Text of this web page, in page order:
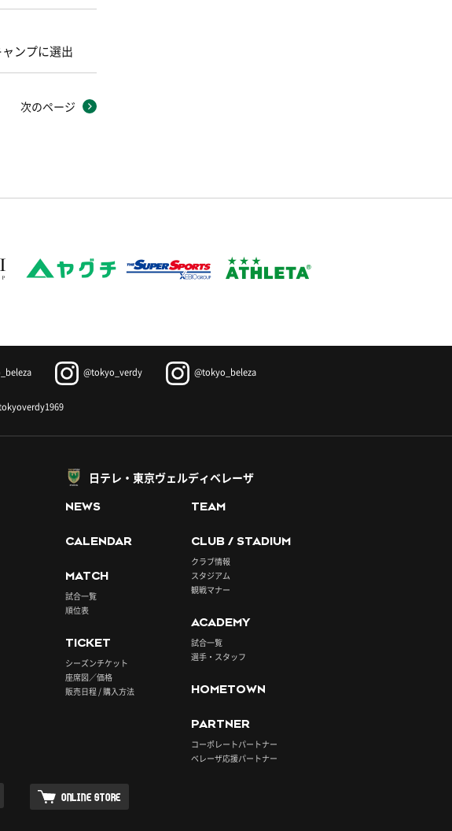
ンプに選出
次のページ
@tokyo_verdy @tokyo_beleza
日テレ・東京ヴェルディベレーザ
NEWS
CALENDAR
MATCH
試合一覧
順位表
TICKET
シーズンチケット
座席図／価格
販売日程 / 購入方法
TEAM
CLUB / STADIUM
クラブ情報
スタジアム
観戦マナー
ACADEMY
試合一覧
選手・スタッフ
HOMETOWN
PARTNER
コーポレートパートナー
ベレーザ応援パートナー
ONLINE STORE